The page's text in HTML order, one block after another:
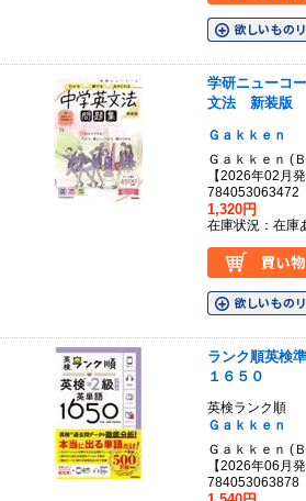
学研ニューコ
文法 新装版
Ｇａｋｋｅｎ
Ｇａｋｋｅｎ (
【2026年02月
784053063472
1,320円
在庫状況：在庫
ランク順英検
１６５０
英検ランク順
Ｇａｋｋｅｎ
Ｇａｋｋｅｎ (
【2026年06月
784053063878